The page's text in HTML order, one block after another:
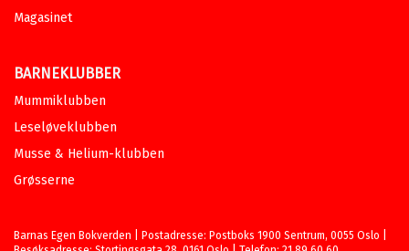
Magasinet
BARNEKLUBBER
Mummiklubben
Leseløveklubben
Musse & Helium-klubben
Grøsserne
Barnas Egen Bokverden | Postadresse: Postboks 1900 Sentrum, 0055 Oslo |